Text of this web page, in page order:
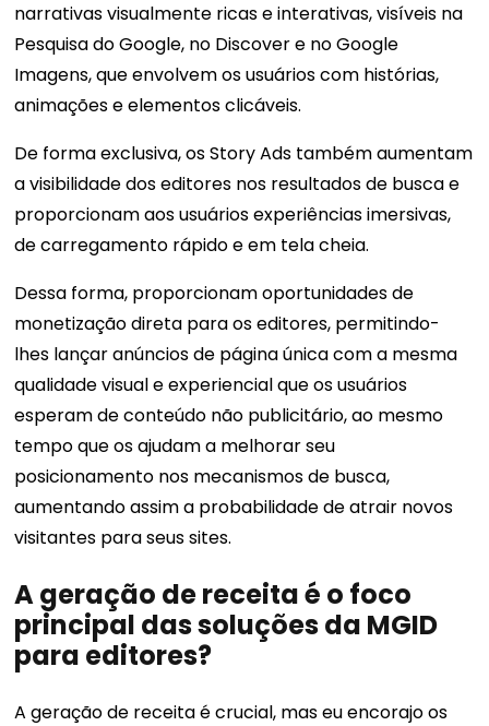
narrativas visualmente ricas e interativas, visíveis na
Pesquisa do Google, no Discover e no Google
Imagens, que envolvem os usuários com histórias,
animações e elementos clicáveis.
De forma exclusiva, os Story Ads também aumentam
a visibilidade dos editores nos resultados de busca e
proporcionam aos usuários experiências imersivas,
de carregamento rápido e em tela cheia.
Dessa forma, proporcionam oportunidades de
monetização direta para os editores, permitindo-
lhes lançar anúncios de página única com a mesma
qualidade visual e experiencial que os usuários
esperam de conteúdo não publicitário, ao mesmo
tempo que os ajudam a melhorar seu
posicionamento nos mecanismos de busca,
aumentando assim a probabilidade de atrair novos
visitantes para seus sites.
A geração de receita é o foco
principal das soluções da MGID
para editores?
A geração de receita é crucial, mas eu encorajo os